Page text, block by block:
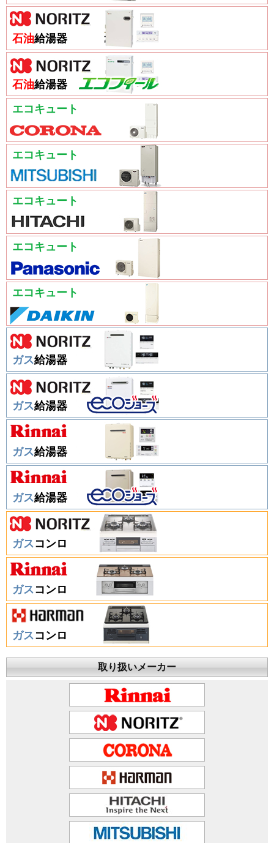
石油給湯器
石油給湯器
エコキュート
エコキュート
エコキュート
エコキュート
エコキュート
ガス給湯器
ガス給湯器
ガス給湯器
ガス給湯器
ガスコンロ
ガスコンロ
ガスコンロ
取り扱いメーカー